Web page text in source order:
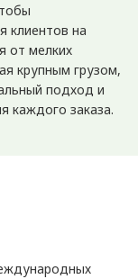
клиентов на
от мелких
крупным грузом,
подход и
каждого заказа.